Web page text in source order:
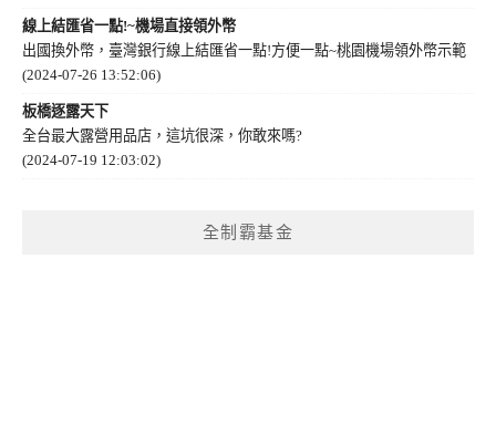
線上結匯省一點!~機場直接領外幣
出國換外幣，臺灣銀行線上結匯省一點!方便一點~桃園機場領外幣示範
(2024-07-26 13:52:06)
板橋逐露天下
全台最大露營用品店，這坑很深，你敢來嗎?
(2024-07-19 12:03:02)
全制霸基金